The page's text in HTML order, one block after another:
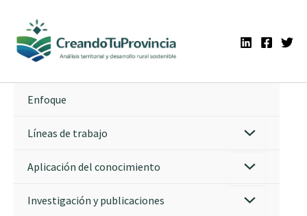
contenido
Enfoque
Líneas de trabajo
Aplicación del conocimiento
Investigación y publicaciones